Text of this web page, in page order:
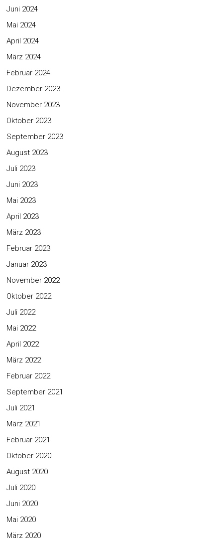
Juni 2024
Mai 2024
April 2024
März 2024
Februar 2024
Dezember 2023
November 2023
Oktober 2023
September 2023
August 2023
Juli 2023
Juni 2023
Mai 2023
April 2023
März 2023
Februar 2023
Januar 2023
November 2022
Oktober 2022
Juli 2022
Mai 2022
April 2022
März 2022
Februar 2022
September 2021
Juli 2021
März 2021
Februar 2021
Oktober 2020
August 2020
Juli 2020
Juni 2020
Mai 2020
März 2020